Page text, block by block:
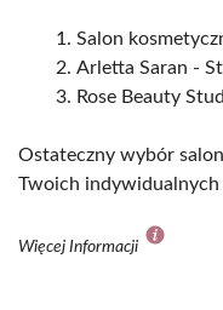
Salon
Arletta Saran -
Rose Beauty
Ostateczny wybór
Twoich
Więcej Informacji